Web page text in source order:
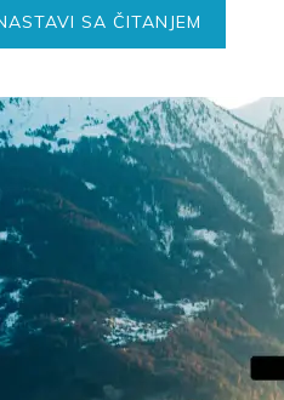
SA ČITANJEM